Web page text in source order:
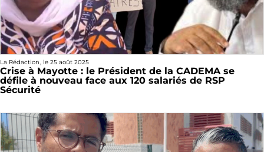
La Rédaction, le 25 août 2025
Crise à Mayotte : le Président de la CADEMA se
défile à nouveau face aux 120 salariés de RSP
Sécurité